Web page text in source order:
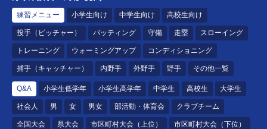
練習メニュー 小学生向け 中学生向け 高校生向け
投手（ピッチャー） バッティング 守備 走塁 スローイング
トレーニング ウォーミングアップ コンディショニング
捕手（キャッチャー） 内野手 外野手 野手 その他一覧
Q&A 小学生低学年 小学生高学年 中学生 高校生 大学生
社会人 男 女 男女 部活動・体育会 クラブチーム
全国大会 県大会 市区町村大会（上位） 市区町村大会（下位）